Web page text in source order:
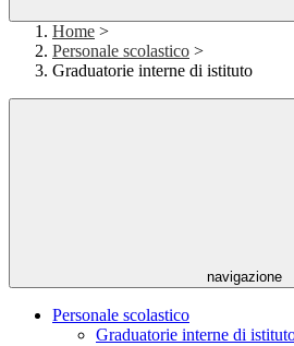
Home >
Personale scolastico >
Graduatorie interne di istituto
navigazione
Personale scolastico
Graduatorie interne di